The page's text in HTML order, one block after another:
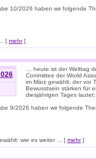
10/2026 haben wir folgende
[ mehr]
… heute ist der Welttag
Committee der World
im März gewählt, der vor
Bewusstsein stärken für
diesjährigen Tages
9/2026 haben wir folgende
wie es weiter ... [ mehr]